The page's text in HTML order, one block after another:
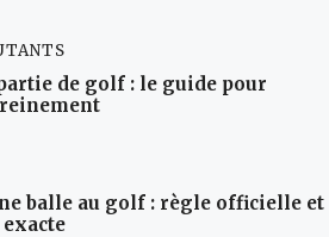
de golf : le guide pour
balle au golf : règle officielle et